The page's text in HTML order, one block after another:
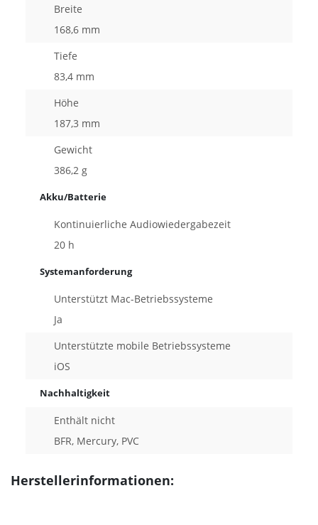
Breite
168,6 mm
Tiefe
83,4 mm
Höhe
187,3 mm
Gewicht
386,2 g
Akku/Batterie
Kontinuierliche Audiowiedergabezeit
20 h
Systemanforderung
Unterstützt Mac-Betriebssysteme
Ja
Unterstützte mobile Betriebssysteme
iOS
Nachhaltigkeit
Enthält nicht
BFR, Mercury, PVC
Herstellerinformationen: